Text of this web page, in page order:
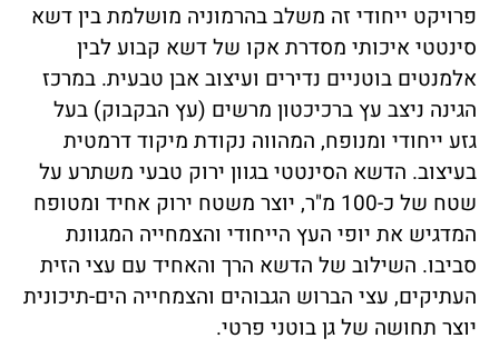
פרויקט ייחודי זה משלב בהרמוניה מושלמת בין דשא
סינטטי איכותי מסדרת אקו של דשא קבוע לבין
אלמנטים בוטניים נדירים ועיצוב אבן טבעית. במרכז
הגינה ניצב עץ ברכיכטון מרשים (עץ הבקבוק) בעל
גזע ייחודי ומנופח, המהווה נקודת מיקוד דרמטית
בעיצוב. הדשא הסינטטי בגוון ירוק טבעי משתרע על
שטח של כ-100 מ"ר, יוצר משטח ירוק אחיד ומטופח
המדגיש את יופי העץ הייחודי והצמחייה המגוונת
סביבו. השילוב של הדשא הרך והאחיד עם עצי הזית
העתיקים, עצי הברוש הגבוהים והצמחייה הים-תיכונית
יוצר תחושה של גן בוטני פרטי.